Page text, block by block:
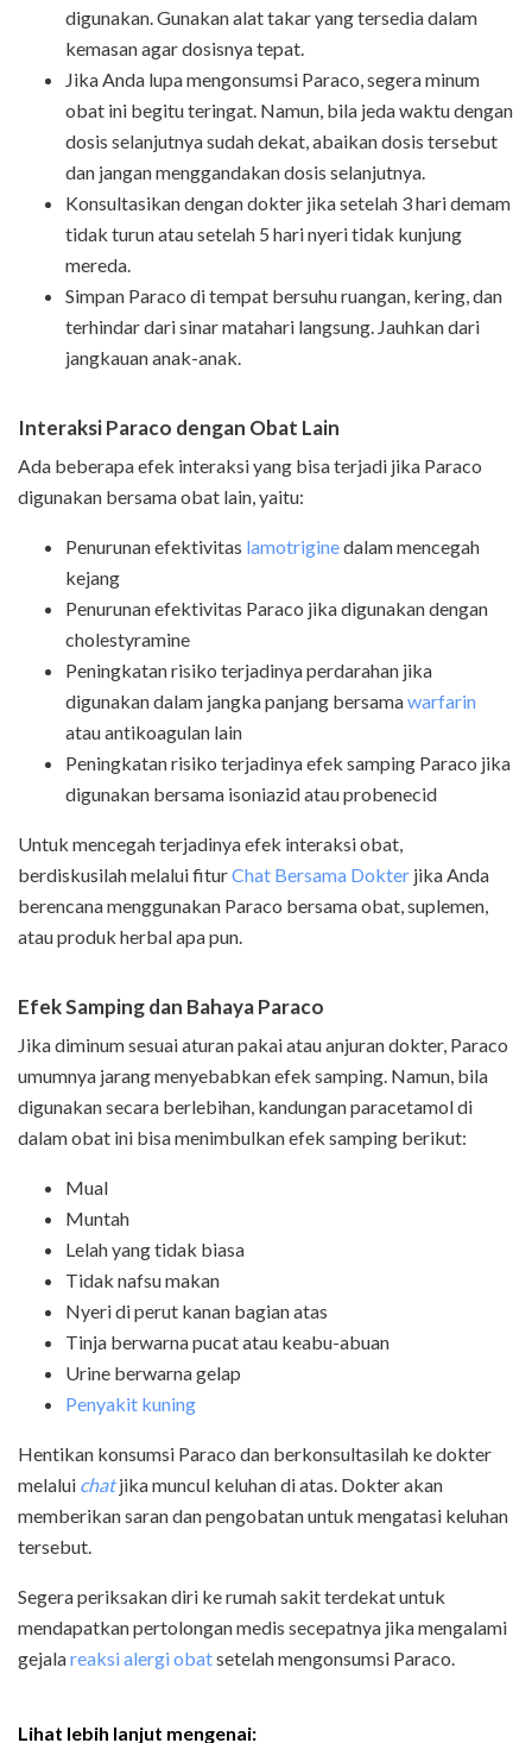
digunakan. Gunakan alat takar yang tersedia dalam
kemasan agar dosisnya tepat.
Jika Anda lupa mengonsumsi Paraco, segera minum
obat ini begitu teringat. Namun, bila jeda waktu dengan
dosis selanjutnya sudah dekat, abaikan dosis tersebut
dan jangan menggandakan dosis selanjutnya.
Konsultasikan dengan dokter jika setelah 3 hari demam
tidak turun atau setelah 5 hari nyeri tidak kunjung
mereda.
Simpan Paraco di tempat bersuhu ruangan, kering, dan
terhindar dari sinar matahari langsung. Jauhkan dari
jangkauan anak-anak.
Interaksi Paraco dengan Obat Lain
Ada beberapa efek interaksi yang bisa terjadi jika Paraco
digunakan bersama obat lain, yaitu:
Penurunan efektivitas lamotriginedalam mencegah
kejang
Penurunan efektivitas Paraco jika digunakan dengan
cholestyramine
Peningkatan risiko terjadinya perdarahan jika
digunakan dalam jangka panjang bersamawarfarin
atau antikoagulan lain
Peningkatan risiko terjadinya efek samping Paraco jika
digunakan bersama isoniazid atau probenecid
Untuk mencegah terjadinya efek interaksi obat,
berdiskusilah melalui fiturChat Bersama Dokter jika Anda
berencana menggunakan Paraco bersama obat, suplemen,
atau produk herbal apa pun.
Efek Samping dan Bahaya Paraco
Jika diminum sesuai aturan pakai atau anjuran dokter, Paraco
umumnya jarang menyebabkan efek samping. Namun, bila
digunakan secara berlebihan, kandungan paracetamol di
dalam obat ini bisa menimbulkan efek samping berikut:
Mual
Muntah
Lelah yang tidak biasa
Tidak nafsu makan
Nyeri di perut kanan bagian atas
Tinja berwarna pucat atau keabu-abuan
Urine berwarna gelap
Penyakit kuning
Hentikan konsumsi Paraco dan berkonsultasilah ke dokter
melalui chatjika muncul keluhan di atas. Dokter akan
memberikan saran dan pengobatan untuk mengatasi keluhan
tersebut.
Segera periksakan diri ke rumah sakit terdekat untuk
mendapatkan pertolongan medis secepatnya jika mengalami
gejalareaksi alergi obatsetelah mengonsumsi Paraco
Lihat lebih lanjut mengenai: